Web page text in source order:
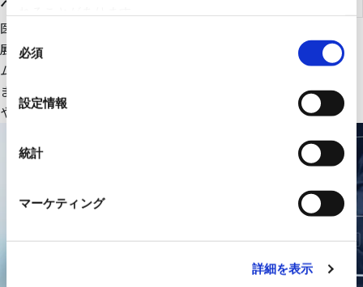
同
意
の
選
択
必須
設定情報
統計
マーケティング
詳細を表示
医療ＩＴ・ＤＸ関連のＩＴ機器、大型医療機器周辺設備を中心に
展開。さらにＲＹＯＤＥＮオリジナルの医療画像一元管理システ
ムの販売をはじめ、医療機関の様々な課題解決に貢献します。
また、幅広いパートナーシップで、最適な医療ITソリューション
や機器・設備を提供します。